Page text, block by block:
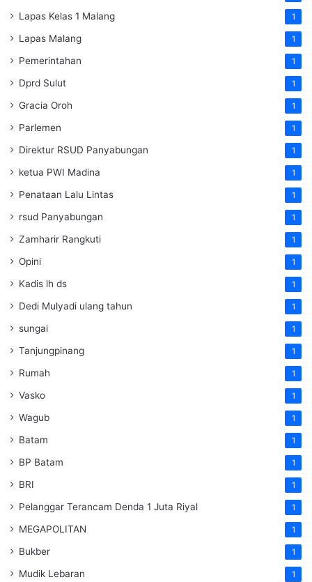
Lapas Kelas 1 Malang 1
Lapas Malang 1
Pemerintahan 1
Dprd Sulut 1
Gracia Oroh 1
Parlemen 1
Direktur RSUD Panyabungan 1
ketua PWI Madina 1
Penataan Lalu Lintas 1
rsud Panyabungan 1
Zamharir Rangkuti 1
Opini 1
Kadis lh ds 1
Dedi Mulyadi ulang tahun 1
sungai 1
Tanjungpinang 1
Rumah 1
Vasko 1
Wagub 1
Batam 1
BP Batam 1
BRI 1
Pelanggar Terancam Denda 1 Juta Riyal 1
MEGAPOLITAN 1
Bukber 1
Mudik Lebaran 1